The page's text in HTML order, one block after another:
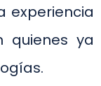
experiencia
quienes ya